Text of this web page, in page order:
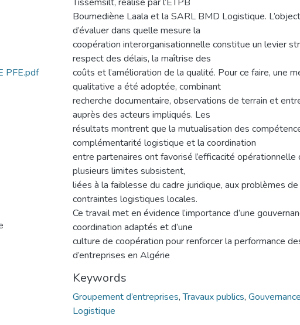
PFE.pdf
Boumediène Laala et la SARL BMD Logistique.
d’évaluer dans quelle mesure la
coopération interorganisationnelle constitue un levier
respect des délais, la maîtrise des
coûts et l’amélioration de la qualité. Pour ce faire, une
qualitative a été adoptée, combinant
recherche documentaire, observations de terrain et
auprès des acteurs impliqués. Les
résultats montrent que la mutualisation des
complémentarité logistique et la coordination
entre partenaires ont favorisé l’efficacité opérationnelle
plusieurs limites subsistent,
liées à la faiblesse du cadre juridique, aux problèmes
contraintes logistiques locales.
Ce travail met en évidence l’importance d’une
coordination adaptés et d’une
culture de coopération pour renforcer la performance
d’entreprises en Algérie
Keywords
Groupement d’entreprises,Travaux publics, Gouvernance
Logistique